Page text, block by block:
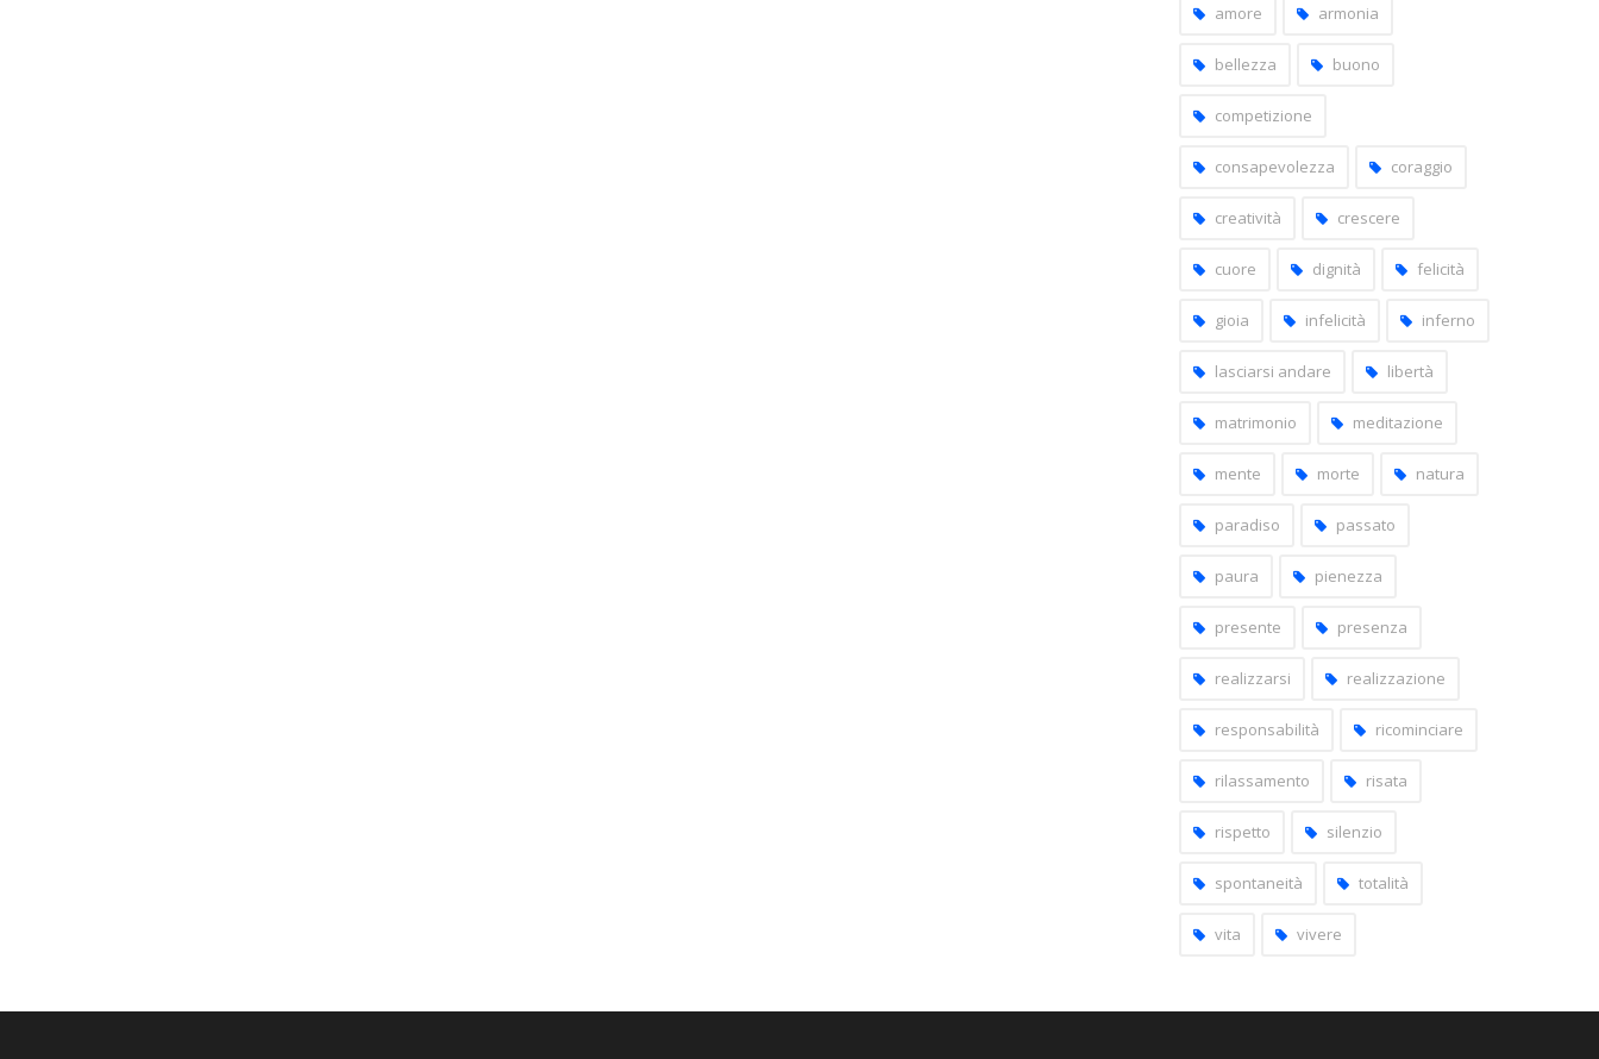
amore armonia
bellezza buono
competizione
consapevolezza coraggio
creatività crescere
cuore dignità felicità
gioia infelicità inferno
lasciarsi andare libertà
matrimonio meditazione
mente morte natura
paradiso passato
paura pienezza
presente presenza
realizzarsi realizzazione
responsabilità ricominciare
rilassamento risata
rispetto silenzio
spontaneità totalità
vita vivere